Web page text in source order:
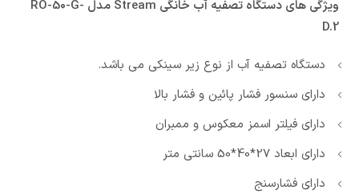
ویژگی های دستگاه تصفیه آب خانگی Stream مدل RO-50-G-
D.2
دستگاه تصفیه آب از نوع زیر سینکی می باشد.
دارای سنسور فشار پائین و فشار بالا
دارای فیلتر اسمز معکوس و ممبران
دارای ابعاد 27*40*50 سانتی متر
دارای فشارسنج